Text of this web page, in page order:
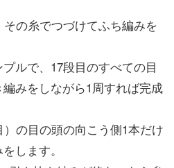
の糸でつづけてふち編みを
ルで、17段目のすべての目
みをしながら1周すれば完成
の目の頭の向こう側1本だけ
します。